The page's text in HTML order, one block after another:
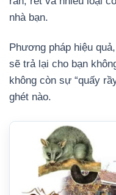
nhà bạn.
Phương pháp hiệu
sẽ trả lại cho bạn
không còn sự “quấy
ghét nào.